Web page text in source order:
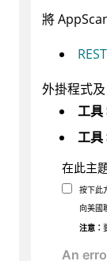
將
外掛程式
工具
工具
在此主
按下此
向美國
注意：